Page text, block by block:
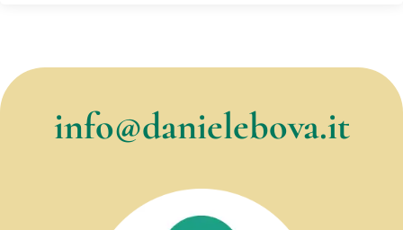
info@danielebova.it